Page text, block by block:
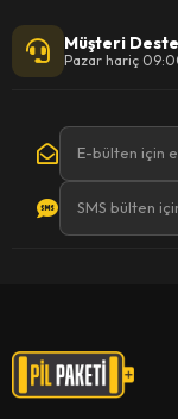
Müşteri
Pazar hariç